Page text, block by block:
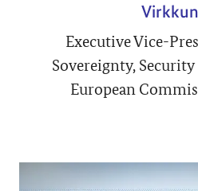
Executive Vice-
Sovereignty,
European